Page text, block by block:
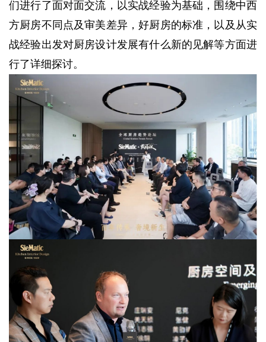
们进行了面对面交流，以实战经验为基础，围绕中西
方厨房不同点及审美差异，好厨房的标准，以及从实
战经验出发对厨房设计发展有什么新的见解等方面进
行了详细探讨。